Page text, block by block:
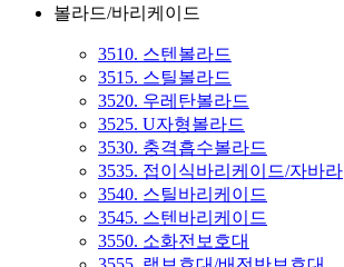
볼라드/바리케이드
3510. 스텐볼라드
3515. 스틸볼라드
3520. 우레탄볼라드
3525. U자형볼라드
3530. 충격흡수볼라드
3535. 접이식바리케이드/자바라
3540. 스틸바리케이드
3545. 스텐바리케이드
3550. 소화전보호대